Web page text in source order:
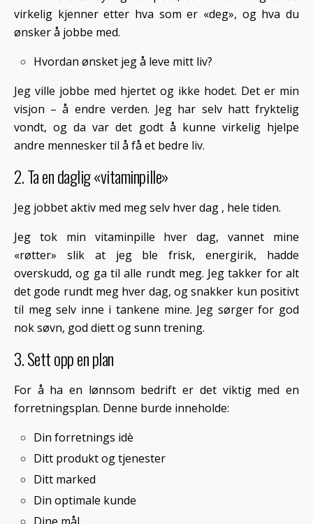
virkelig kjenner etter hva som er «deg», og hva du
ønsker å jobbe med.
Hvordan ønsket jeg å leve mitt liv?
Jeg ville jobbe med hjertet og ikke hodet. Det er min
visjon – å endre verden. Jeg har selv hatt fryktelig
vondt, og da var det godt å kunne virkelig hjelpe
andre mennesker til å få et bedre liv.
2. Ta en daglig «vitaminpille»
Jeg jobbet aktiv med meg selv hver dag , hele tiden.
Jeg tok min vitaminpille hver dag, vannet mine
«røtter» slik at jeg ble frisk, energirik, hadde
overskudd, og ga til alle rundt meg. Jeg takker for alt
det gode rundt meg hver dag, og snakker kun positivt
til meg selv inne i tankene mine. Jeg sørger for god
nok søvn, god diett og sunn trening.
3. Sett opp en plan
For å ha en lønnsom bedrift er det viktig med en
forretningsplan. Denne burde inneholde:
Din forretnings idè
Ditt produkt og tjenester
Ditt marked
Din optimale kunde